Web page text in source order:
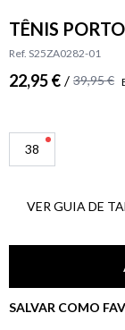
TÊNIS
Ref. S25ZA0282-01
22,95 € / 39,95 €
38
VER GUIA DE
SALVAR COMO